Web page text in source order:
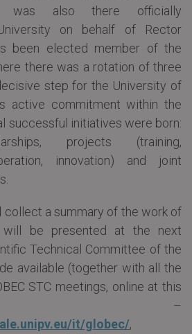
was also there officially
on behalf of Rector
been elected member of the
there was a rotation of three
step for the University of
active commitment within the
successful initiatives were born:
projects (training,
innovation) and joint
collect a summary of the work of
will be presented at the next
Technical Committee of the
available (together with all the
STC meetings, online at this
–
it/globec/,